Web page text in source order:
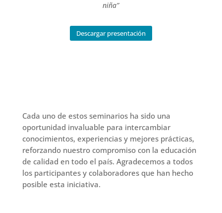
niña”
Descargar presentación
Cada uno de estos seminarios ha sido una
oportunidad invaluable para intercambiar
conocimientos, experiencias y mejores prácticas,
reforzando nuestro compromiso con la educación
de calidad en todo el país. Agradecemos a todos
los participantes y colaboradores que han hecho
posible esta iniciativa.